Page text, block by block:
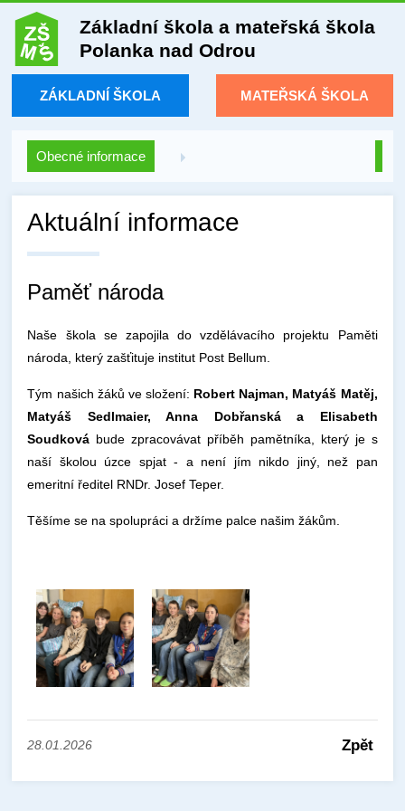
Základní škola a mateřská škola
Polanka nad Odrou
ZÁKLADNÍ ŠKOLA MATEŘSKÁ ŠKOLA
Obecné informace
Aktuální informace
Paměť národa
Naše škola se zapojila do vzdělávacího projektu Paměti
národa, který zašťituje institut Post Bellum.
Tým našich žáků ve složení: Robert Najman, Matyáš Matěj,
Matyáš Sedlmaier, Anna Dobřanská a Elisabeth
Soudková bude zpracovávat příběh pamětníka, který je s
naší školou úzce spjat - a není jím nikdo jiný, než pan
emeritní ředitel RNDr. Josef Teper.
Těšíme se na spolupráci a držíme palce našim žákům.
28.01.2026 Zpět